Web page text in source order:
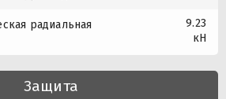
радиальная
9.23
кН
Защита